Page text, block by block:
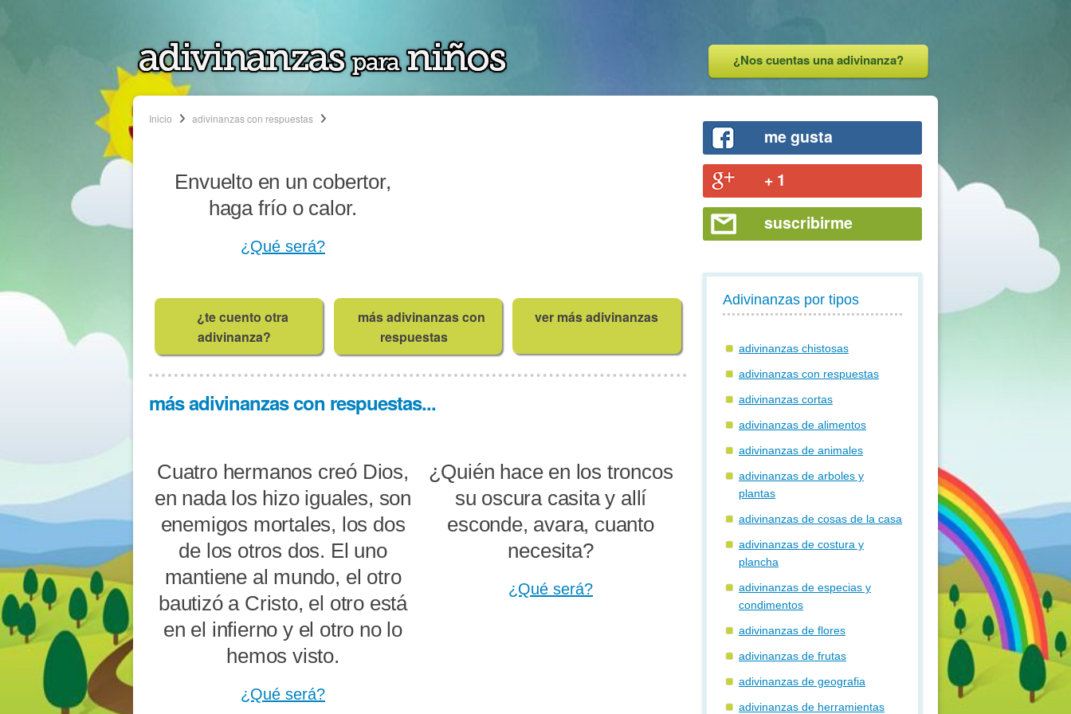
¿Nos cuentas una adivinanza?
Inicio adivinanzas con respuestas
Envuelto en un cobertor,
haga frío o calor.
¿Qué será?
¿te cuento otra
adivinanza?
más adivinanzas con
respuestas
ver más adivinanzas
más adivinanzas con respuestas...
Cuatro hermanos creó Dios,
en nada los hizo iguales, son
enemigos mortales, los dos
de los otros dos. El uno
mantiene al mundo, el otro
bautizó a Cristo, el otro está
en el infierno y el otro no lo
hemos visto.
¿Qué será?
¿Quién hace en los troncos
su oscura casita y allí
esconde, avara, cuanto
necesita?
¿Qué será?
me gusta
+ 1
suscribirme
Adivinanzas por tipos
adivinanzas chistosas
adivinanzas con respuestas
adivinanzas cortas
adivinanzas de alimentos
adivinanzas de animales
adivinanzas de arboles y
plantas
adivinanzas de cosas de la casa
adivinanzas de costura y
plancha
adivinanzas de especias y
condimentos
adivinanzas de flores
adivinanzas de frutas
adivinanzas de geografia
adivinanzas de herramientas